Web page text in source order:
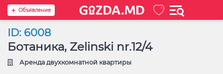
Oбъявление
ID: 6008
Ботаника, Zelinski nr.12/4
Аренда двухкомнатной квартиры